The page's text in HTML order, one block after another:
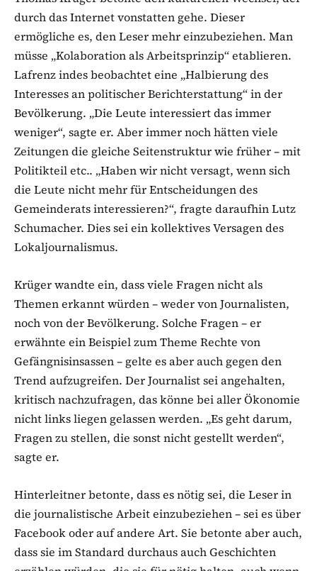
durch das Internet vonstatten gehe. Dieser
ermögliche es, den Leser mehr einzubeziehen. Man
müsse „Kolaboration als Arbeitsprinzip“ etablieren.
Lafrenz indes beobachtet eine „Halbierung des
Interesses an politischer Berichterstattung“ in der
Bevölkerung. „Die Leute interessiert das immer
weniger“, sagte er. Aber immer noch hätten viele
Zeitungen die gleiche Seitenstruktur wie früher – mit
Politikteil etc.. „Haben wir nicht versagt, wenn sich
die Leute nicht mehr für Entscheidungen des
Gemeinderats interessieren?“, fragte daraufhin Lutz
Schumacher. Dies sei ein kollektives Versagen des
Lokaljournalismus.
Krüger wandte ein, dass viele Fragen nicht als
Themen erkannt würden – weder von Journalisten,
noch von der Bevölkerung. Solche Fragen – er
erwähnte ein Beispiel zum Theme Rechte von
Gefängnisinsassen – gelte es aber auch gegen den
Trend aufzugreifen. Der Journalist sei angehalten,
kritisch nachzufragen, das könne bei aller Ökonomie
nicht links liegen gelassen werden. „Es geht darum,
Fragen zu stellen, die sonst nicht gestellt werden“,
sagte er.
Hinterleitner betonte, dass es nötig sei, die Leser in
die journalistische Arbeit einzubeziehen – sei es über
Facebook oder auf andere Art. Sie betonte aber auch,
dass sie im Standard durchaus auch Geschichten